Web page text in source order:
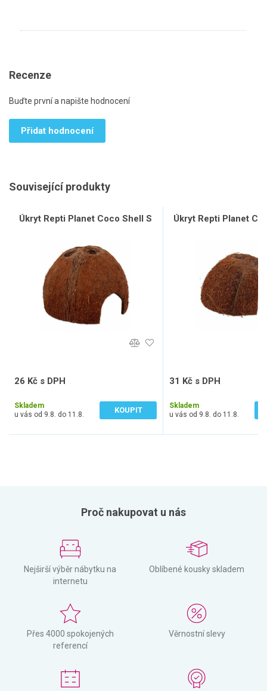
Recenze
Buďte první a napište hodnocení
Přidat hodnocení
Související produkty
Úkryt Repti Planet Coco Shell S
26 Kč s DPH
Skladem
u vás od 9.8. do 11.8.
KOUPIT
Úkryt Repti Planet
31 Kč s DPH
Skladem
u vás od 9.8. do 11.8.
Proč nakupovat u nás
Nejširší výběr nábytku na
internetu
Oblíbené kousky skladem
Přes 4000 spokojených
referencí
Věrnostní slevy